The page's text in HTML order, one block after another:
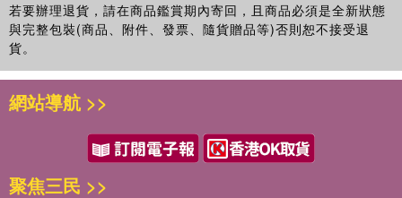
若要辦理退貨，請在商品鑑賞期內寄回，且商品必須是全新狀態
與完整包裝(商品、附件、發票、隨貨贈品等)否則恕不接受退
貨。
網站導航 >>
聚焦三民 >>